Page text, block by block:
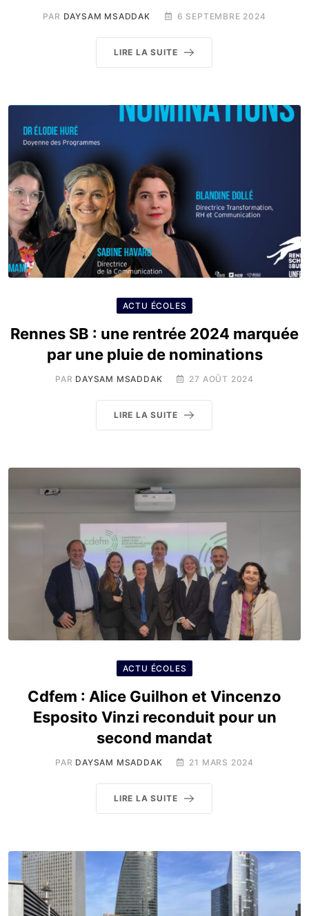
PAR DAYSAM MSADDAK 6 SEPTEMBRE 2024
LIRE LA SUITE
ACTU ÉCOLES
Rennes SB : une rentrée 2024 marquée
par une pluie de nominations
PAR DAYSAM MSADDAK 27 AOÛT 2024
LIRE LA SUITE
ACTU ÉCOLES
Cdfem : Alice Guilhon et Vincenzo
Esposito Vinzi reconduit pour un
second mandat
PAR DAYSAM MSADDAK 21 MARS 2024
LIRE LA SUITE